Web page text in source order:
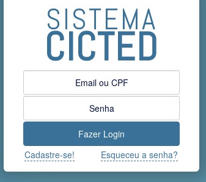
SISTEMA
CICTED
Fazer Login
Cadastre-se!
Esqueceu a senha?